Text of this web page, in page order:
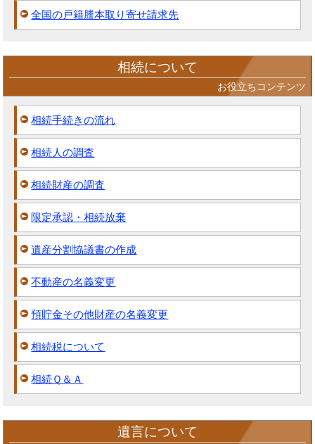
全国の戸籍謄本取り寄せ請求先
相続について
お役立ちコンテンツ
相続手続きの流れ
相続人の調査
相続財産の調査
限定承認・相続放棄
遺産分割協議書の作成
不動産の名義変更
預貯金その他財産の名義変更
相続税について
相続Ｑ＆Ａ
遺言について